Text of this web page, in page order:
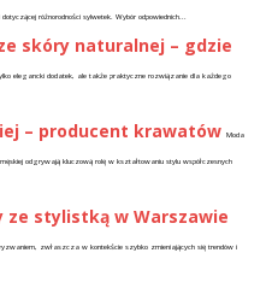
różnorodności sylwetek. Wybór odpowiednich...
skóry naturalnej – gdzie
elegancki dodatek, ale także praktyczne rozwiązanie dla każdego
– producent krawatów Moda
odgrywają kluczową rolę w kształtowaniu stylu współczesnych
ze stylistką w Warszawie
zwłaszcza w kontekście szybko zmieniających się trendów i